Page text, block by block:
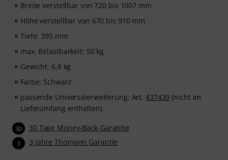
Breite verstellbar von 720 bis 1007 mm
Höhe verstellbar von 670 bis 910 mm
Tiefe: 395 mm
max. Belastbarkeit: 50 kg
Gewicht: 6,8 kg
Farbe: Schwarz
passende Universalerweiterung: Art.437439 (nicht im
Lieferumfang enthalten)
30 30 Tage Money-Back-Garantie
3 3 Jahre Thomann Garantie